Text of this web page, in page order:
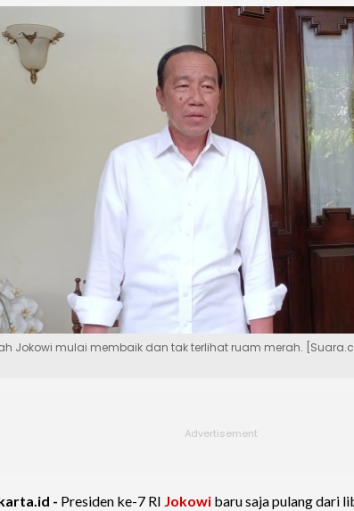
Jokowi mulai membaik dan tak terlihat ruam merah.
- Presiden ke-7 RI Jokowi baru saja pulang dari